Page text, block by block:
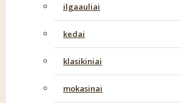
ilgaauliai
kedai
klasikiniai
mokasinai